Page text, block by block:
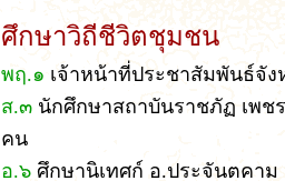
ศึกษาวิถีชีวิตชุมชน
พฤ.๑ เจ้าหน้าที่ประชาสัมพันธ์จั
ส.๓ นักศึกษาสถาบันราชภัฏ เพ
คน
อ.๖ ศึกษานิเทศก์ อ.ประจันตคา